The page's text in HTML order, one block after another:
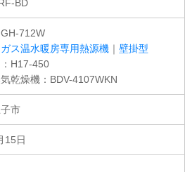
BD
712W
ガス温水暖房専用熱源機 ｜ 壁掛型
H17-450
乾燥機：BDV-4107WKN
市
15日